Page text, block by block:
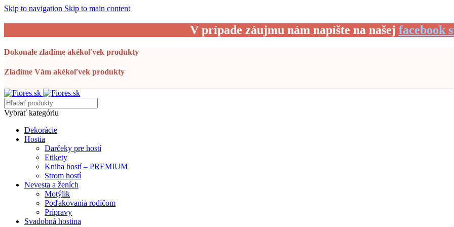
Skip to navigation Skip to main content
V prípade záujmu nám napíšte na našej facebook
Dokonale zladíme akékoľvek produkty
Zladíme Vám akékoľvek produkty
Vybrať kategóriu
Dekorácie
Hostia
Darčeky pre hostí
Etikety
Kniha hostí – PREMIUM
Strom hostí
Nevesta a ženích
Motýlik
Poďakovania rodičom
Prípravy
Svadobná hostina